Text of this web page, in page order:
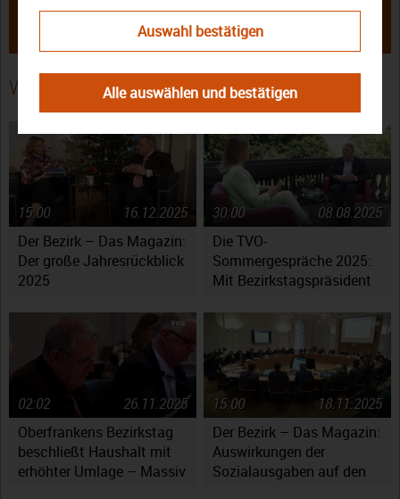
← Internationaler Henri Marteau
Violinwettbewerb: So läuft der
Wettbewerb hinter den Kulissen
Das Familienfest des Bezirk
Oberfranken steht an: Das erwartet
Weitere Beiträge
Der Bezirk – Das Magazin:
Der große Jahresrückblick
2025
16.12.2025
15:00
Die TVO-
Sommergespräche 2025:
Mit Bezirkstagspräsident
08.08.2025
30:00
Oberfrankens Bezirkstag
beschließt Haushalt mit
erhöhter Umlage – Massiv
26.11.2025
02:02
Der Bezirk – Das Magazin:
Auswirkungen der
Sozialausgaben auf den
18.11.2025
15:00
Auswahl bestätigen
Alle auswählen und bestätigen